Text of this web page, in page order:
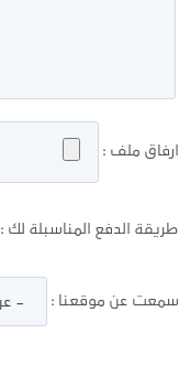
ارفاق ملف :
طريقة الدفع المناسبلة لك :
سمعت عن موقعنا :